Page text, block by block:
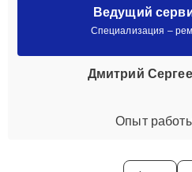
Ведущий
Специализация –
Дмитрий
Опыт